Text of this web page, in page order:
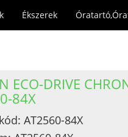
Ékszerek
ECO-DRIVE
84X
AT2560-84X